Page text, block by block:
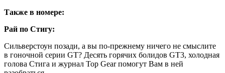
Также в номере:
Рай по Стигу:
Сильверстоун позади, а вы по-прежнему ничего не смыслите
в гоночной серии GT? Десять горячих болидов GT3, холодная
голова Стига и журнал Top Gear помогут Вам в ней